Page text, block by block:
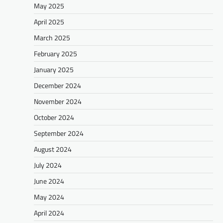
May 2025
April 2025
March 2025
February 2025
January 2025
December 2024
November 2024
October 2024
September 2024
August 2024
July 2024
June 2024
May 2024
April 2024